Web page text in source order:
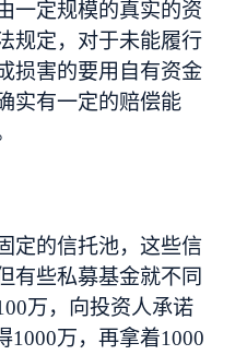
一定规模的真实的资
规定，对于未能履行
损害的要用自有资金
实有一定的赔偿能
定的信托池，这些信
有些私募基金就不同
万，向投资人承诺
1000万，再拿着1000